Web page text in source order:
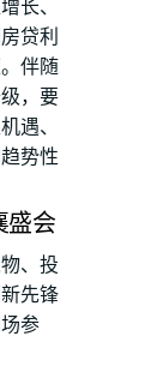
长、
贷利
伴随
，要
遇、
势性
盛会
、投
先锋
参